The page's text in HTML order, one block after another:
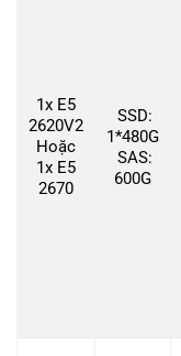
1x E5
2620V2
Hoặc
1x E5
2670
SSD:
1*480G
SAS:
600G